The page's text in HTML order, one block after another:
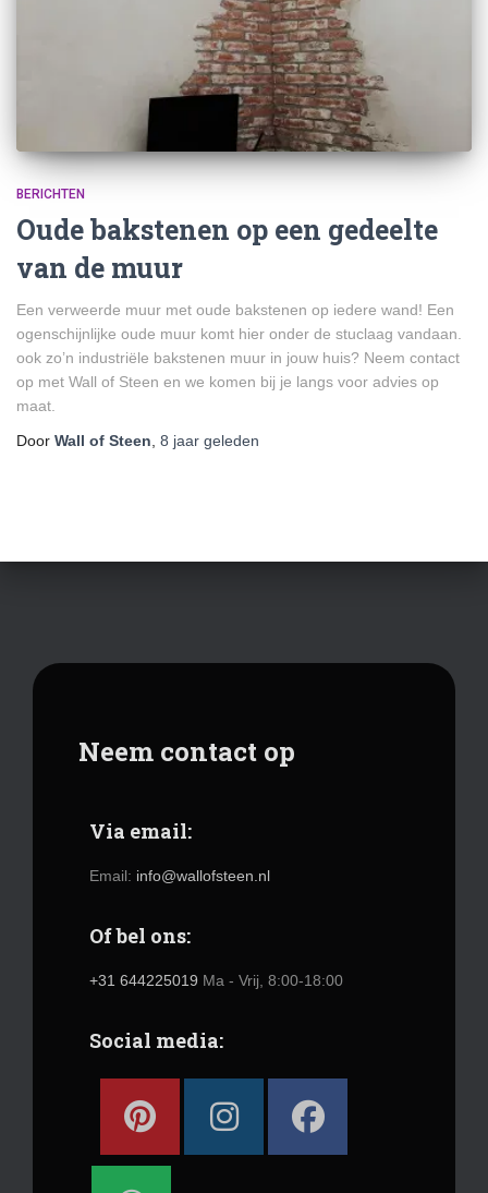
BERICHTEN
Oude bakstenen op een gedeelte
van de muur
Een verweerde muur met oude bakstenen op iedere wand! Een
ogenschijnlijke oude muur komt hier onder de stuclaag vandaan.
ook zo’n industriële bakstenen muur in jouw huis? Neem contact
op met Wall of Steen en we komen bij je langs voor advies op
maat.
Door Wall of Steen 8 jaar geleden
Neem contact op
Via email:
Email: info@wallofsteen.nl
Of bel ons:
+31 644225019 Ma - Vrij, 8:00-18:00
Social media: